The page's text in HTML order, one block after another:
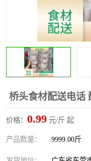
桥头食材配送电话
价格： 0.99 元/斤 起
产品数量： 9999.00斤